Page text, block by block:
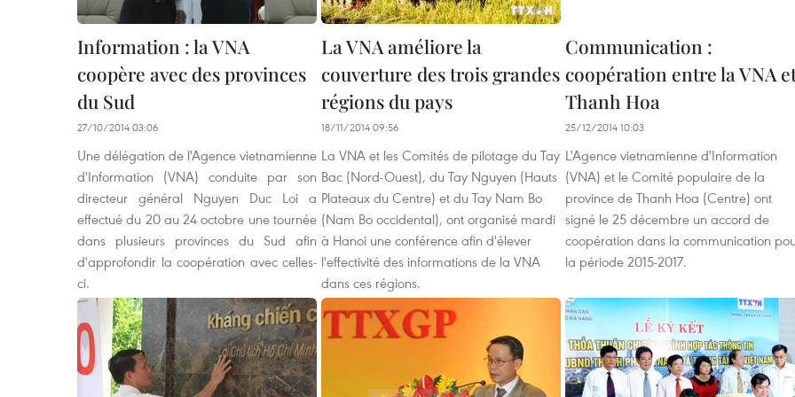
Information : la VNA
coopère avec des provinces
du Sud
27/10/2014 03:06
Une délégation de l'Agence vietnamienne
d'Information (VNA) conduite par son
directeur général Nguyen Duc Loi a
effectué du 20 au 24 octobre une tournée
dans plusieurs provinces du Sud afin
d'approfondir la coopération avec celles-
ci.
La VNA améliore la
couverture des trois grandes
régions du pays
18/11/2014 09:56
La VNA et les Comités de pilotage du Tay
Bac (Nord-Ouest), du Tay Nguyen (Hauts
Plateaux du Centre) et du Tay Nam Bo
(Nam Bo occidental), ont organisé mardi
à Hanoi une conférence afin d'élever
l'effectivité des informations de la VNA
dans ces régions.
Communication :
coopération entre la VNA
Thanh Hoa
25/12/2014 10:03
L'Agence vietnamienne d'Information
(VNA) et le Comité populaire de la
province de Thanh Hoa (Centre) ont
signé le 25 décembre un accord de
coopération dans la communication
la période 2015-2017.